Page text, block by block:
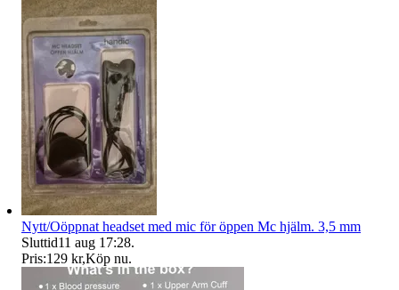
Nytt/Oöppnat headset med mic för öppen Mc hjälm. 3,5 mm
Sluttid11 aug 17:28.
Pris:129 kr,Köp nu.